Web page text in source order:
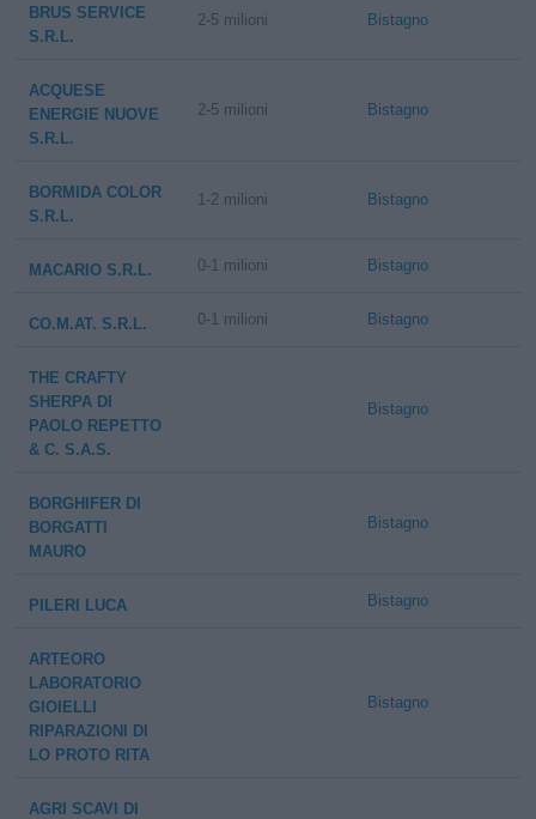
BRUS SERVICE
S.R.L.
2-5 milioni Bistagno
ACQUESE
ENERGIE NUOVE
S.R.L.
2-5 milioni Bistagno
BORMIDA COLOR
S.R.L.
1-2 milioni Bistagno
MACARIO S.R.L. 0-1 milioni Bistagno
CO.M.AT. S.R.L. 0-1 milioni Bistagno
THE CRAFTY
SHERPA DI
PAOLO REPETTO
& C. S.A.S.
Bistagno
BORGHIFER DI
BORGATTI
MAURO
Bistagno
PILERI LUCA Bistagno
ARTEORO
LABORATORIO
GIOIELLI
RIPARAZIONI DI
LO PROTO RITA
Bistagno
AGRI SCAVI DI